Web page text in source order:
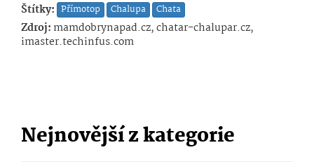
Štítky: Přímotop Chalupa Chata
Zdroj: mamdobrynapad.cz, chatar-chalupar.cz,
imaster.techinfus.com
Nejnovější z kategorie